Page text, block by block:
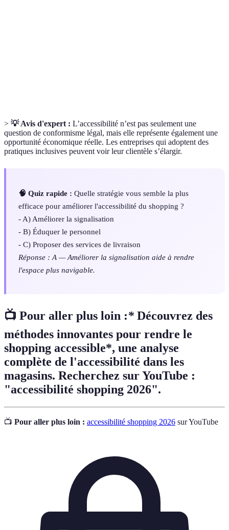
> 💡 Avis d'expert : L’accessibilité n’est pas seulement une
question de conformisme légal, mais elle représente également une
opportunité économique réelle. Les entreprises qui adoptent des
pratiques inclusives peuvent voir leur clientèle s’élargir.
🧠 Quiz rapide : Quelle stratégie vous semble la plus
efficace pour améliorer l'accessibilité du shopping ?
- A) Améliorer la signalisation
- B) Éduquer le personnel
- C) Proposer des services de livraison
Réponse : A — Améliorer la signalisation aide à rendre
l'espace plus navigable.
📺 Pour aller plus loin :* Découvrez des
méthodes innovantes pour rendre le
shopping accessible*, une analyse
complète de l'accessibilité dans les
magasins. Recherchez sur YouTube :
"accessibilité shopping 2026".
📺 Pour aller plus loin : accessibilité shopping 2026 sur YouTube